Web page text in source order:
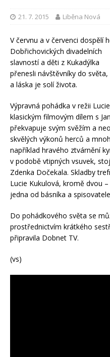
21. 7. 2015 Liběna Nová
V červnu a v červenci dospělí
Dobřichovických divadelních
slavností a děti z Kukadýlka
přenesli návštěvníky do
a láska je solí života.
Výpravná pohádka v režii
klasickým filmovým dílem s
překvapuje svým svěžím a
skvělých výkonů herců a
například hravého ztvárnění
v podobě vtipných vsuvek,
Zdenka Dočekala. Skladby
Lucie Kukulová, kromě dvou
jedna od básníka a
Do pohádkového světa se
prostřednictvím krátkého
připravila Dobnet TV.
(vs)